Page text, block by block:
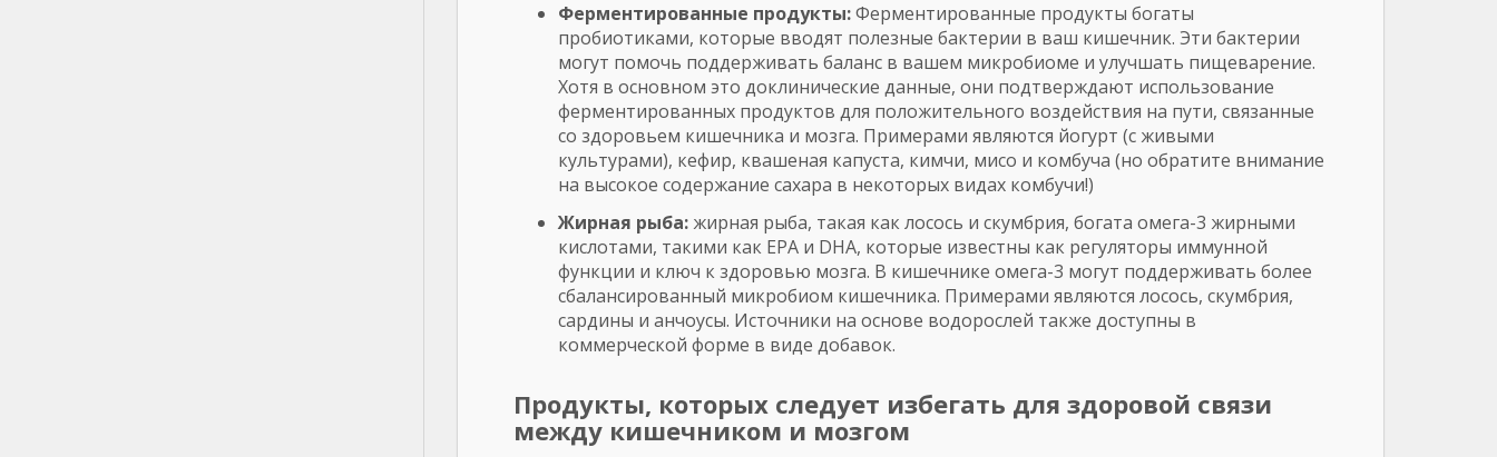
Ферментированные продукты:Ферментированные продукты богаты
пробиотиками, которые вводят полезные бактерии в ваш кишечник. Эти бактерии
могут помочь поддерживать баланс в вашем микробиоме и улучшать пищеварение.
Хотя в основном это доклинические данные, они подтверждают использование
ферментированных продуктов для положительного воздействия на пути, связанные
со здоровьем кишечника и мозга. Примерами являются йогурт (с живыми
культурами), кефир, квашеная капуста, кимчи, мисо и комбуча (но обратите внимание
на высокое содержание сахара в некоторых видах комбучи!)
Жирная рыба:жирная рыба, такая как лосось и скумбрия, богата омега-3 жирными
кислотами, такими как EPA и DHA, которые известны как регуляторы иммунной
функции и ключ к здоровью мозга. В кишечнике омега-3 могут поддерживать более
сбалансированный микробиом кишечника. Примерами являются лосось, скумбрия,
сардины и анчоусы. Источники на основе водорослей также доступны в
коммерческой форме в виде добавок.
Продукты, которых следует избегать для здоровой связи
между кишечником и мозгом